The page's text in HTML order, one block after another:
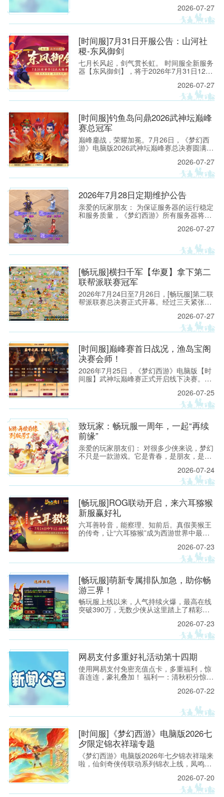
2026-07-27
[时间服]7月31日开服公告：山河社
稷-东风御剑
七月长风起，剑气贯长虹。 时间服全新服务
器【东风御剑】，将于2026年7月31日12：
2026-07-27
[时间服]钓鱼岛问鼎2026武神坛巅峰
赛总冠军
巅峰鏖战，荣耀加冕。7月26日，《梦幻西
游》电脑版2026武神坛巅峰赛总决赛圆满落
2026-07-27
2026年7月28日定期维护公告
亲爱的玩家朋友： 为保证服务器的运行稳定
和服务质量，《梦幻西游》所有服务器将于
行的维护工作。预计维护时间为上午8:00至
戏时间，以免造成不必要的损失。
2026-07-27
[畅玩服]横扫千军【华夏】拿下第二
联帮派联赛冠军
2026年7月24日至7月26日，[畅玩服]第二联
帮派联赛总决赛正式开幕。经过三天紧张激
路过关斩将，以全胜之姿拿下【将军令】的
2026-07-27
[时间服]巅峰赛首日战况，渔岛宝阁
决赛会师！
2026年7月25日，《梦幻西游》电脑版【时
间服】武神坛巅峰赛正式开启线下决赛。在
鱼岛】先是凭借一手精妙的打蓝阵容拿下赛
点，后又通过“三攻”阵容打穿【曲阜孔庙】
防线，以总比分2：0的成绩挺进决赛。
2026-07-25
致玩家：畅玩服一周年，一起“再续
前缘”
亲爱的玩家朋友们： 对很多少侠来说，梦幻
不只是一款游戏。它是青春，是朋友，是一
2026-07-24
[畅玩服]ROG联动开启，来六耳猕猴
新服赢好礼
六耳善聆音，能察理、知前后。真假美猴王
的传奇，让“六耳猕猴”成为西游世界中最令
2026-07-23
[畅玩服]萌新专属排队加急，助你畅
游三界！
畅玩服上线以来，人气持续火爆，最高在线
突破390万，无数少侠从这里踏上了精彩的
自踏入三界，开启属于自己的梦幻征程。
2026-07-23
网易支付多重好礼活动第十四期
使用网易支付免密充值点卡，多重福利，惊
喜连连，豪礼叠加！ 福利一：清秋积分惊喜
年9月8日8:00 活动范围： 开服时间＞30天
2026-07-22
[时间服]《梦幻西游》电脑版2026七
夕限定锦衣祥瑞专题
《梦幻西游》电脑版2026年七夕锦衣祥瑞来
啦，仙剑奇侠传联动系列锦衣上线，凤鸣于
2026-07-20